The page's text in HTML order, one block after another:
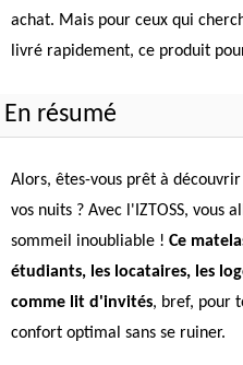
achat. Mais pour ceux qui
livré rapidement, ce produit
En résumé
Alors, êtes-vous prêt à
vos nuits ? Avec l'IZTOSS, vous
sommeil inoubliable ! Ce
étudiants, les locataires, les
comme lit d'invités, bref, pour
confort optimal sans se ruiner.